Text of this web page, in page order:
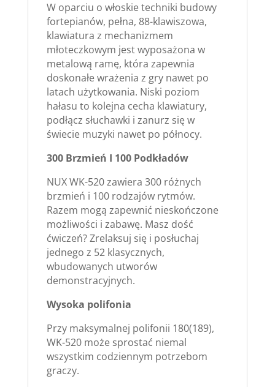
W oparciu o włoskie techniki budowy
fortepianów, pełna, 88-klawiszowa,
klawiatura z mechanizmem
młoteczkowym jest wyposażona w
metalową ramę, która zapewnia
doskonałe wrażenia z gry nawet po
latach użytkowania. Niski poziom
hałasu to kolejna cecha klawiatury,
podłącz słuchawki i zanurz się w
świecie muzyki nawet po północy.
300 Brzmień I 100 Podkładów
NUX WK-520 zawiera 300 różnych
brzmień i 100 rodzajów rytmów.
Razem mogą zapewnić nieskończone
możliwości i zabawę. Masz dość
ćwiczeń? Zrelaksuj się i posłuchaj
jednego z 52 klasycznych,
wbudowanych utworów
demonstracyjnych.
Wysoka polifonia
Przy maksymalnej polifonii 180(189),
WK-520 może sprostać niemal
wszystkim codziennym potrzebom
graczy.